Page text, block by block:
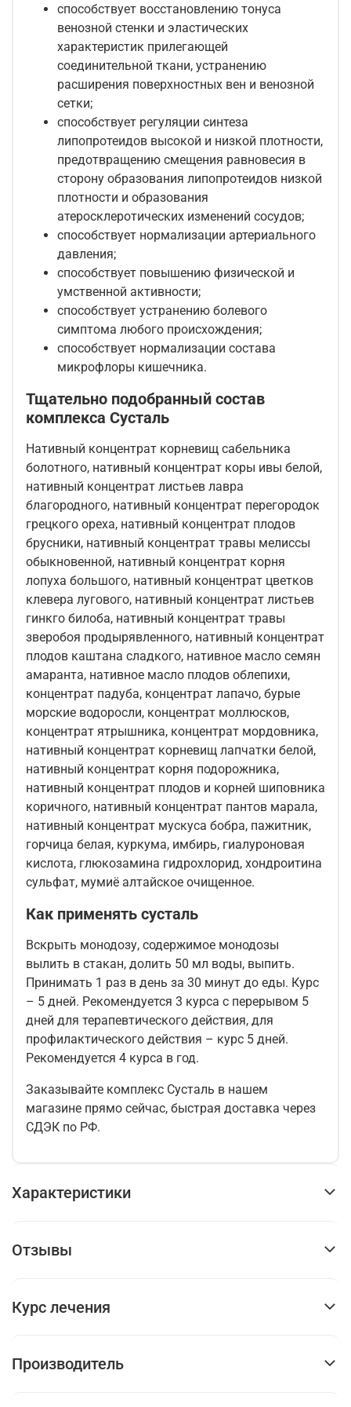
способствует восстановлению тонуса
венозной стенки и эластических
характеристик прилегающей
соединительной ткани, устранению
расширения поверхностных вен и венозной
сетки;
способствует регуляции синтеза
липопротеидов высокой и низкой плотности,
предотвращению смещения равновесия в
сторону образования липопротеидов низкой
плотности и образования
атеросклеротических изменений сосудов;
способствует нормализации артериального
давления;
способствует повышению физической и
умственной активности;
способствует устранению болевого
симптома любого происхождения;
способствует нормализации состава
микрофлоры кишечника.
Тщательно подобранный состав
комплекса Сусталь
Нативный концентрат корневищ сабельника
болотного, нативный концентрат коры ивы белой,
нативный концентрат листьев лавра
благородного, нативный концентрат перегородок
грецкого ореха, нативный концентрат плодов
брусники, нативный концентрат травы мелиссы
обыкновенной, нативный концентрат корня
лопуха большого, нативный концентрат цветков
клевера лугового, нативный концентрат листьев
гинкго билоба, нативный концентрат травы
зверобоя продырявленного, нативный концентрат
плодов каштана сладкого, нативное масло семян
амаранта, нативное масло плодов облепихи,
концентрат падуба, концентрат лапачо, бурые
морские водоросли, концентрат моллюсков,
концентрат ятрышника, концентрат мордовника,
нативный концентрат корневищ лапчатки белой,
нативный концентрат корня подорожника,
нативный концентрат плодов и корней шиповника
коричного, нативный концентрат пантов марала,
нативный концентрат мускуса бобра, пажитник,
горчица белая, куркума, имбирь, гиалуроновая
кислота, глюкозамина гидрохлорид, хондроитина
сульфат, мумиё алтайское очищенное.
Как применять сусталь
Вскрыть монодозу, содержимое монодозы
вылить в стакан, долить 50 мл воды, выпить.
Принимать 1 раз в день за 30 минут до еды. Курс
– 5 дней. Рекомендуется 3 курса с перерывом 5
дней для терапевтического действия, для
профилактического действия – курс 5 дней.
Рекомендуется 4 курса в год.
Заказывайте комплекс Сусталь в нашем
магазине прямо сейчас, быстрая доставка через
СДЭК по РФ.
Характеристики
Отзывы
Курс лечения
Производитель